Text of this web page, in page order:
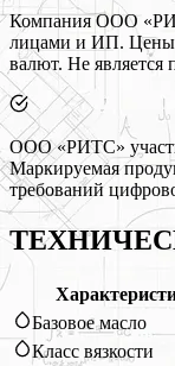
Компания ООО
лицами и ИП. Цены
валют. Не является
ООО «РИТС»
Маркируемая
требований
Базовое масло
Класс вязкости